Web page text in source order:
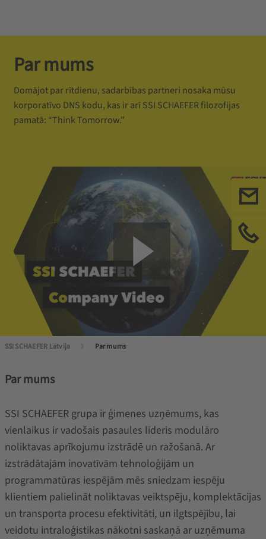
Par mums
Domājot par rītdienu, sadarbības partneri nosaka mūsu
korporatīvo DNS kodu, kas ir arī SSI SCHAEFER filozofijas
pamatā: “Think Tomorrow.”
SSI SCHAEFER Latvija Par mums
Par mums
SSI SCHAEFER grupa ir ģimenes uzņēmums, kas
vienlaikus ir vadošais pasaules līderis modulāro
noliktavas aprīkojumu izstrādē un ražošanā. Ar
izstrādātajām inovatīvām tehnoloģijām un
programmatūras iespējām mēs sniedzam iespēju
klientiem palielināt noliktavas veiktspēju, komplektācijas
un transporta procesu efektivitāti, un ilgtspējību, lai
veidotu intraloģistikas nākotni saskaņā ar uzņēmuma